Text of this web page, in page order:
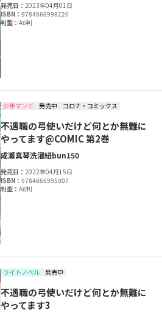
発売日：2023年04月01日
ISBN：9784866998220
判型：A6判
少年マンガ 発売中 コロナ・コミックス
不遇職の弓使いだけど何とか無難に
やってます@COMIC 第2巻
成瀬真琴洗濯紐bun150
発売日：2022年04月15日
ISBN：9784866995007
判型：A6判
ライトノベル 発売中
不遇職の弓使いだけど何とか無難に
やってます3